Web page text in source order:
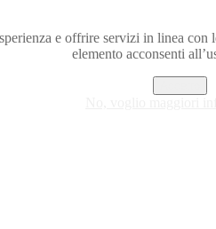
e offrire servizi in linea
elemento acconsenti